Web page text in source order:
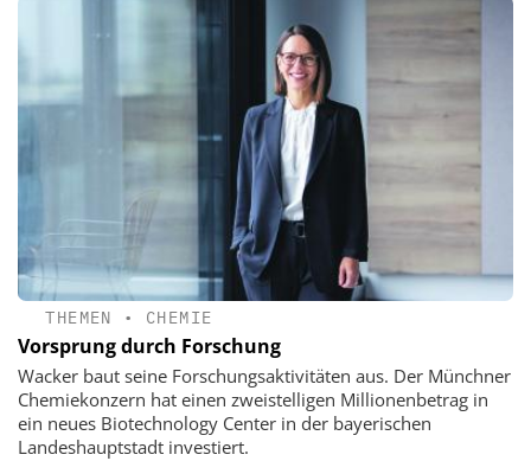
THEMEN • CHEMIE
Vorsprung durch Forschung
Wacker baut seine Forschungsaktivitäten aus. Der Münchner
Chemiekonzern hat einen zweistelligen Millionenbetrag in
ein neues Biotechnology Center in der bayerischen
Landeshauptstadt investiert.